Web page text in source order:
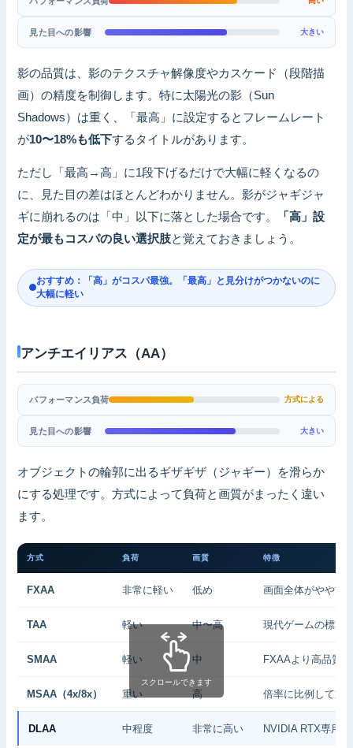
見た目への影響 大きい
影の品質は、影のテクスチャ解像度やカスケード（段階描
画）の精度を制御します。特に太陽光の影（Sun
Shadows）は重く、「最高」に設定するとフレームレート
が10〜18%も低下するタイトルがあります。
ただし「最高→高」に1段下げるだけで大幅に軽くなるの
に、見た目の差はほとんどわかりません。影がジャギジャ
ギに崩れるのは「中」以下に落とした場合です。
「高」設
定が最もコスパの良い選択肢と覚えておきましょう。
おすすめ：「高」がコスパ最強。「最高」と見分けがつかないのに
大幅に軽い
アンチエイリアス（AA）
パフォーマンス負荷 方式による
見た目への影響 大きい
オブジェクトの輪郭に出るギザギザ（ジャギー）を滑らか
にする処理です。方式によって負荷と画質がまったく違い
ます。
方式 負荷 画質 特徴
FXAA 非常に軽い 低め 画面全体がやや甘
TAA 軽い 中〜高 現代ゲームの標準
SMAA 軽い 中 FXAAより高品質
MSAA（4x/8x） 重い 高 倍率に比例して重
DLAA 中程度 非常に高い NVIDIA RTX専用
スクロールできます